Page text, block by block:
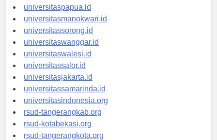
universitaspapua.id
universitasmanokwari.id
universitassorong.id
universitaswanggar.id
universitaswalesi.id
universitassalor.id
universitasjakarta.id
universitassamarinda.id
universitasindonesia.org
rsud-tangerangkab.org
rsud-kotabekasi.org
rsud-tangerangkota.org